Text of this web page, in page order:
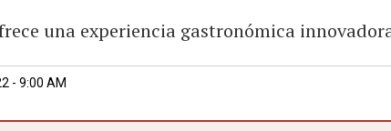
una experiencia gastronómica
- 9:00 AM